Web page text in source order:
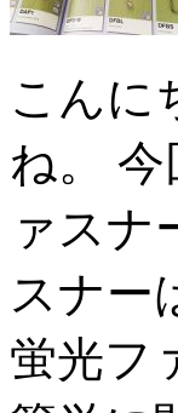
こんに
ね。
ァスナ
スナー
蛍光フ